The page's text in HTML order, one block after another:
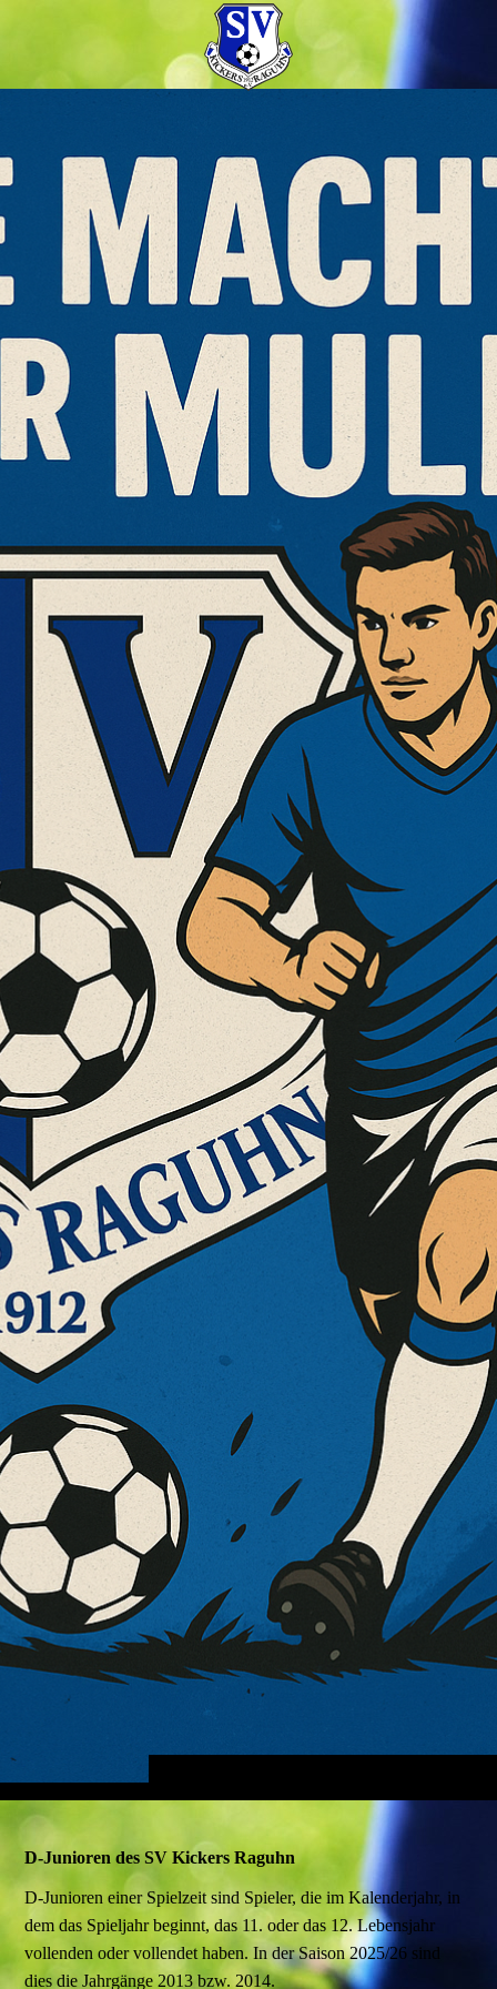
D-Junioren des SV Kickers Raguhn
D-Junioren einer Spielzeit sind Spieler, die im Kalenderjahr, in
dem das Spieljahr beginnt, das 11. oder das 12. Lebensjahr
vollenden oder vollendet haben. In der Saison 2025/26 sind
dies die Jahrgänge 2013 bzw. 2014.